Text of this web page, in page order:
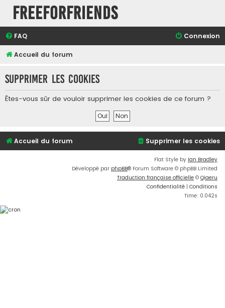
FreeForFriends
FAQ Connexion
Accueil du forum
Supprimer les cookies
Êtes-vous sûr de vouloir supprimer les cookies de ce forum ?
Accueil du forum Supprimer les cookies
Flat Style by Ian Bradley
Développé par phpBB® Forum Software © phpBB Limited
Traduction française officielle © Qiaeru
Confidentialité | Conditions
Time: 0.042s